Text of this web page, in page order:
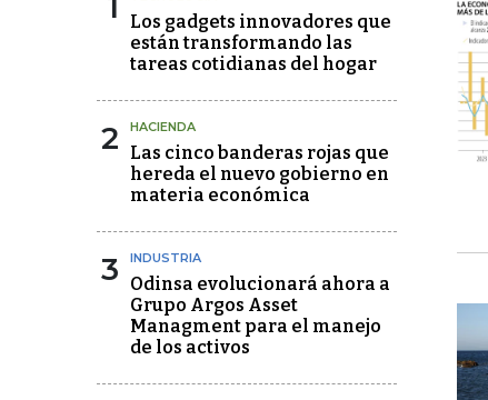
Los gadgets innovadores que
están transformando las
tareas cotidianas del hogar
2 HACIENDA
Las cinco banderas rojas que
hereda el nuevo gobierno en
materia económica
3 INDUSTRIA
Odinsa evolucionará ahora a
Grupo Argos Asset
Managment para el manejo
de los activos